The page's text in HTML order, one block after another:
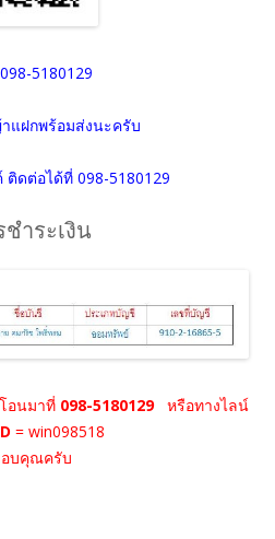
5180129
แฝกพร้อมส่งนะครับ
ดต่อได้ที่ 098-5180129
ชำระเงิน
อนมาที่ 098-5180129หรือทางไลน์
= win098518
บคุณครับ